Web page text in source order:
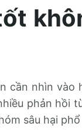
cần nhìn vào
phản hồi
sâu hại